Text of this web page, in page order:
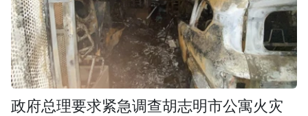
政府总理要求紧急调查胡志明市公寓火灾